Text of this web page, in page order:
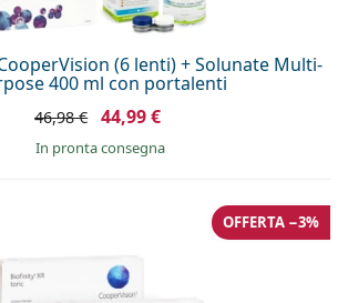
(6 lenti) + Solunate Multi-
400 ml con portalenti
46,98 € 44,99 €
in pronta consegna
OFFERTA −3%